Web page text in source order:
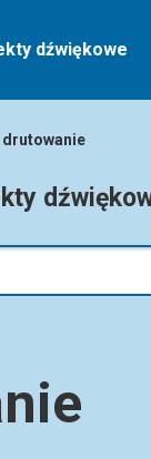
dźwiękowe
drutowanie